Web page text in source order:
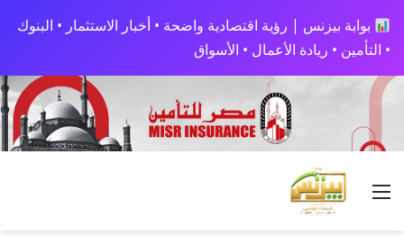
بوابة بيزنس | رؤية اقتصادية واضحة • أخبار الاستثمار • البنوك
• التأمين • ريادة الأعمال • الأسواق
القائمة